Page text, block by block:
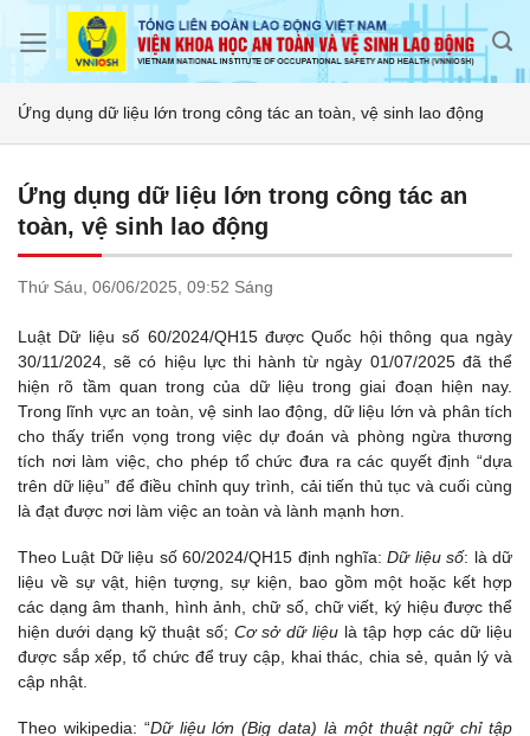
Ứng dụng dữ liệu lớn trong công tác an toàn, vệ sinh lao động
Ứng dụng dữ liệu lớn trong công tác an
toàn, vệ sinh lao động
Thứ Sáu, 06/06/2025, 09:52 Sáng
Luật Dữ liệu số 60/2024/QH15 được Quốc hội thông qua ngày
30/11/2024, sẽ có hiệu lực thi hành từ ngày 01/07/2025 đã thể
hiện rõ tầm quan trong của dữ liệu trong giai đoạn hiện nay.
Trong lĩnh vực an toàn, vệ sinh lao động, dữ liệu lớn và phân tích
cho thấy triển vọng trong việc dự đoán và phòng ngừa thương
tích nơi làm việc, cho phép tổ chức đưa ra các quyết định “dựa
trên dữ liệu” để điều chỉnh quy trình, cải tiến thủ tục và cuối cùng
là đạt được nơi làm việc an toàn và lành mạnh hơn.
Theo Luật Dữ liệu số 60/2024/QH15 định nghĩa:Dữ liệu số: là dữ
liệu về sự vật, hiện tượng, sự kiện, bao gồm một hoặc kết hợp
các dạng âm thanh, hình ảnh, chữ số, chữ viết, ký hiệu được thể
hiện dưới dạng kỹ thuật số;Cơ sở dữ liệulà tập hợp các dữ liệu
được sắp xếp, tổ chức để truy cập, khai thác, chia sẻ, quản lý và
cập nhật.
Theo wikipedia: “Dữ liệu lớn (Big data) là một thuật ngữ chỉ tập